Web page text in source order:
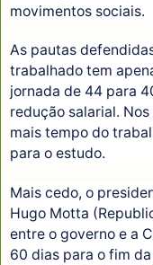
movimentos sociais.
As pautas
trabalhado tem
jornada de 44 para
redução salarial.
mais tempo do
para o estudo.
Mais cedo, o
Hugo Motta
entre o governo e a
60 dias para o fim